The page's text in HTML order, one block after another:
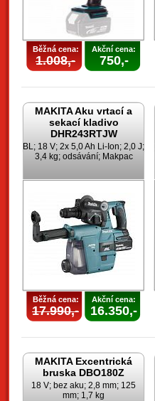
Běžná cena:
1.008,-
Akční cena:
750,-
MAKITA Aku vrtací a
sekací kladivo
DHR243RTJW
BL; 18 V; 2x 5,0 Ah Li-Ion; 2,0 J;
3,4 kg; odsávání; Makpac
Běžná cena:
17.990,-
Akční cena:
16.350,-
MAKITA Excentrická
bruska DBO180Z
18 V; bez aku; 2,8 mm; 125
mm; 1,7 kg